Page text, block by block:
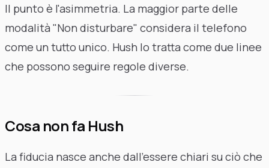
Il punto è l'asimmetria. La maggior parte delle
modalità "Non disturbare" considera il telefono
come un tutto unico. Hush lo tratta come due linee
che possono seguire regole diverse.
Cosa non fa Hush
La fiducia nasce anche dall'essere chiari su ciò che